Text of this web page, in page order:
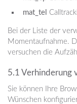
mat_tel
Bei der Liste der
Momentaufnahme.
versuchen die
5.1 Verhinderung
Sie können Ihre
Wünschen